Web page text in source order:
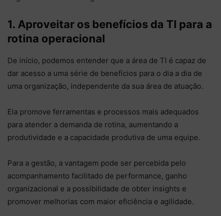
1. Aproveitar os benefícios da TI para a
rotina operacional
De início, podemos entender que a área de TI é capaz de
dar acesso a uma série de benefícios para o dia a dia de
uma organização, independente da sua área de atuação.
Ela promove ferramentas e processos mais adequados
para atender a demanda de rotina, aumentando a
produtividade e a capacidade produtiva de uma equipe.
Para a gestão, a vantagem pode ser percebida pelo
acompanhamento facilitado de performance, ganho
organizacional e a possibilidade de obter insights e
promover melhorias com maior eficiência e agilidade.